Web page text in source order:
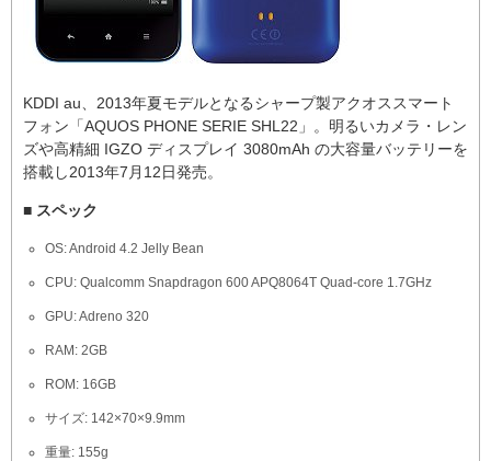
KDDI au、2013年夏モデルとなるシャープ製アクオススマート
フォン「AQUOS PHONE SERIE SHL22」。明るいカメラ・レン
ズや高精細 IGZO ディスプレイ 3080mAh の大容量バッテリーを
搭載し2013年7月12日発売。
■ スペック
OS: Android 4.2 Jelly Bean
CPU: Qualcomm Snapdragon 600 APQ8064T Quad-core 1.7GHz
GPU: Adreno 320
RAM: 2GB
ROM: 16GB
サイズ: 142×70×9.9mm
重量: 155g